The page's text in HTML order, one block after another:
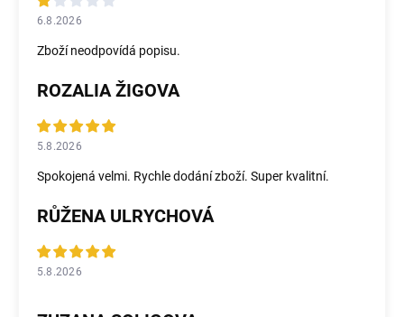
6.8.2026
Zboží neodpovídá popisu.
ROZALIA ŽIGOVA
5.8.2026
Spokojená velmi. Rychle dodání zboží. Super kvalitní.
RŮŽENA ULRYCHOVÁ
5.8.2026